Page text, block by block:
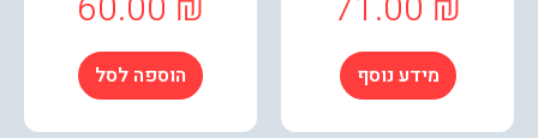
מידע נוסף הוספה לסל